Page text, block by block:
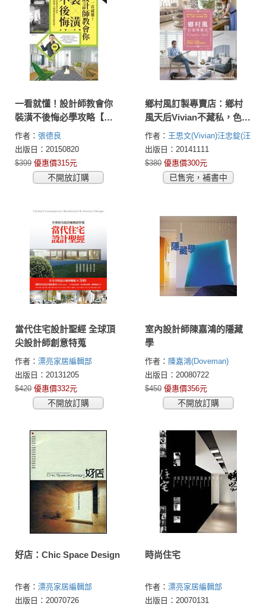
一看就懂！設計師教會你
裝潢不後悔必學攻略【加
量更新版】
作者： 張德良
出版日：20150820
$399 優惠價315元
不開放訂購
鄉村風訂製專賣店：鄉村
風天后Vivian不藏私，色
彩、佈置、傢具採購大公
開
作者： 王思文(Vivian)汪忠錠(汪
哥)
出版日：20141111
$380 優惠價300元
已售完，補書中
當代住宅設計聖經 全球頂
尖設計師創意特蒐
作者： 漂亮家居編輯部
出版日：20131205
$420 優惠價332元
不開放訂購
室內設計師陳嘉鴻的隱藏
學
作者： 陳嘉鴻(Doveman)
出版日：20080722
$450 優惠價356元
不開放訂購
好店：Chic Space Design
作者： 漂亮家居編輯部
出版日：20070726
時尚住宅
作者： 漂亮家居編輯部
出版日：20070131